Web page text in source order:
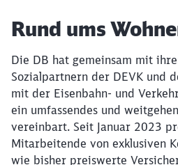
Artikel:
Rund ums
Die DB hat gemeinsam mit
Sozialpartnern der DEVK und
mit der Eisenbahn- und
ein umfassendes und
vereinbart. Seit Januar 2023
Mitarbeitende von exklusiven
wie bisher preiswerte